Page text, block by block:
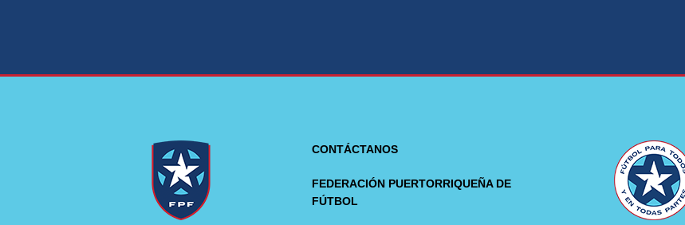
CONTÁCTANOS
FEDERACIÓN PUERTORRIQUEÑA DE
FÚTBOL